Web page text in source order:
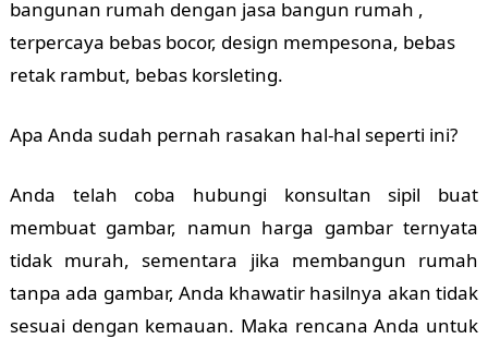
bangunan rumah dengan jasa bangun rumah ,
terpercaya bebas bocor, design mempesona, bebas
retak rambut, bebas korsleting.
Apa Anda sudah pernah rasakan hal-hal seperti ini?
Anda telah coba hubungi konsultan sipil buat
membuat gambar, namun harga gambar ternyata
tidak murah, sementara jika membangun rumah
tanpa ada gambar, Anda khawatir hasilnya akan tidak
sesuai dengan kemauan. Maka rencana Anda untuk